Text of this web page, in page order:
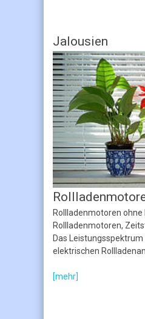
Jalousien
Rollladenmotoren
Rollladenmotoren,
Das
elektrischen
[mehr]